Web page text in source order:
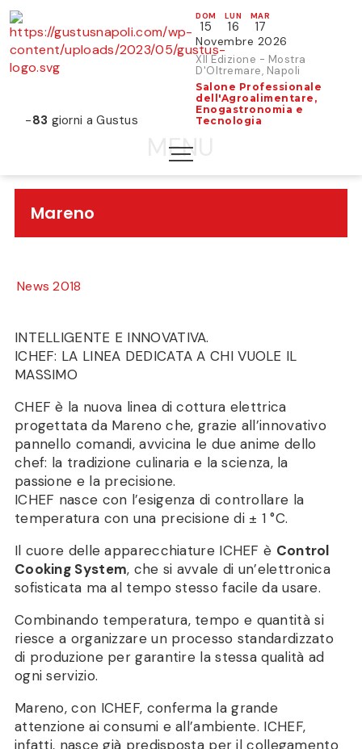
DOM
15
LUN
16
MAR
17
Novembre 2026
XII Edizione - Mostra
D'Oltremare, Napoli
Salone Professionale
dell'Agroalimentare,
Enogastronomia e
Tecnologia
-83 giorni a Gustus
Mareno
News 2018
INTELLIGENTE E INNOVATIVA.
ICHEF: LA LINEA DEDICATA A CHI VUOLE IL
MASSIMO
CHEF è la nuova linea di cottura elettrica
progettata da Mareno che, grazie all’innovativo
pannello comandi, avvicina le due anime dello
chef: la tradizione culinaria e la scienza, la
passione e la precisione.
ICHEF nasce con l’esigenza di controllare la
temperatura con una precisione di ± 1 °C.
Il cuore delle apparecchiature ICHEF è Control
Cooking System, che si avvale di un’elettronica
sofisticata ma al tempo stesso facile da usare.
Combinando temperatura, tempo e quantità si
riesce a organizzare un processo standardizzato
di produzione per garantire la stessa qualità ad
ogni servizio.
Mareno, con ICHEF, conferma la grande
attenzione ai consumi e all’ambiente. ICHEF,
infatti, nasce già predisposta per il collegamento